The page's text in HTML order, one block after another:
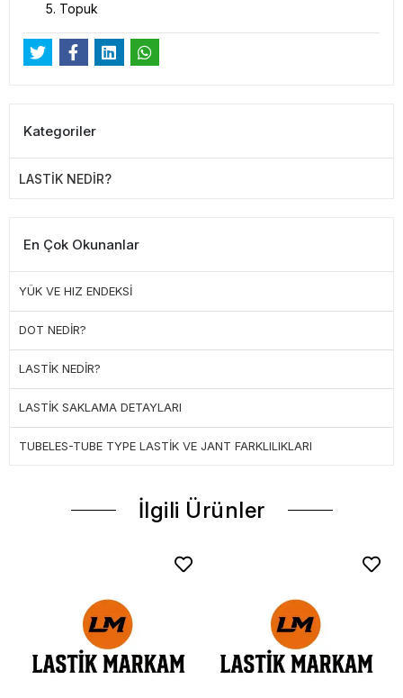
Topuk
Kategoriler
LASTİK NEDİR?
En Çok Okunanlar
YÜK VE HIZ ENDEKSİ
DOT NEDİR?
LASTİK NEDİR?
LASTİK SAKLAMA DETAYLARI
TUBELES-TUBE TYPE LASTİK VE JANT FARKLILIKLARI
İlgili Ürünler